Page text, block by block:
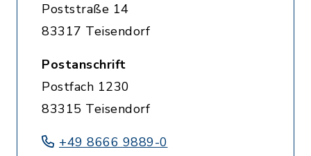
Poststraße 14
83317 Teisendorf
Postanschrift
Postfach 1230
83315 Teisendorf
+49 8666 9889-0